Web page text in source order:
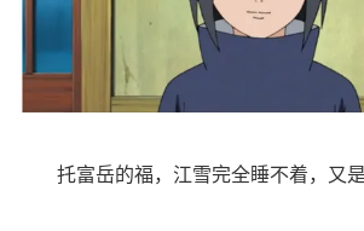
托富岳的福，江雪完全睡不着，又是